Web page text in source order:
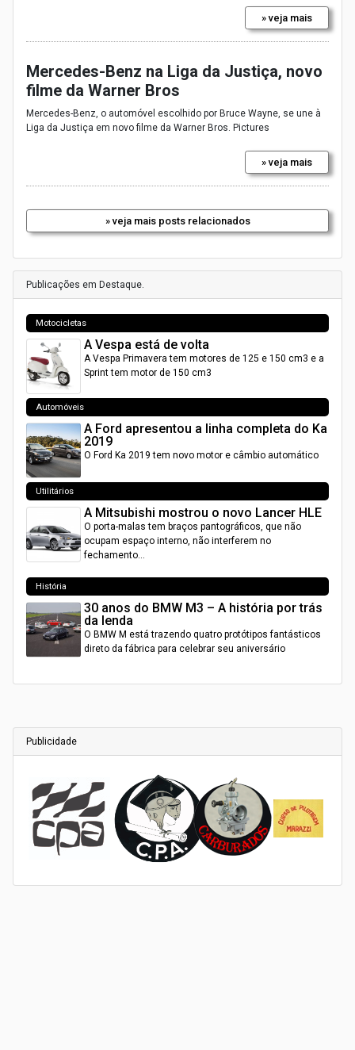
» veja mais
Mercedes-Benz na Liga da Justiça, novo
filme da Warner Bros
Mercedes-Benz, o automóvel escolhido por Bruce Wayne, se une à
Liga da Justiça em novo filme da Warner Bros. Pictures
» veja mais
» veja mais posts relacionados
Publicações em Destaque.
Motocicletas
A Vespa está de volta
A Vespa Primavera tem motores de 125 e 150 cm3 e a
Sprint tem motor de 150 cm3
Automóveis
A Ford apresentou a linha completa do Ka
2019
O Ford Ka 2019 tem novo motor e câmbio automático
Utilitários
A Mitsubishi mostrou o novo Lancer HLE
O porta-malas tem braços pantográficos, que não
ocupam espaço interno, não interferem no
fechamento…
História
30 anos do BMW M3 – A história por trás
da lenda
O BMW M está trazendo quatro protótipos fantásticos
direto da fábrica para celebrar seu aniversário
Publicidade